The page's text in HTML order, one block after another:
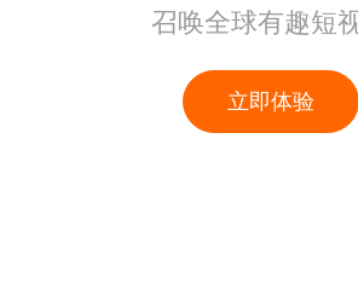
召唤全球有趣短
立即体验